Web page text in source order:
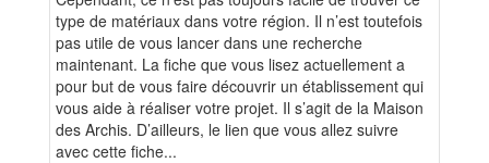
type de matériaux dans votre région. Il n’est toutefois
pas utile de vous lancer dans une recherche
maintenant. La fiche que vous lisez actuellement a
pour but de vous faire découvrir un établissement qui
vous aide à réaliser votre projet. Il s’agit de la Maison
des Archis. D’ailleurs, le lien que vous allez suivre
avec cette fiche...